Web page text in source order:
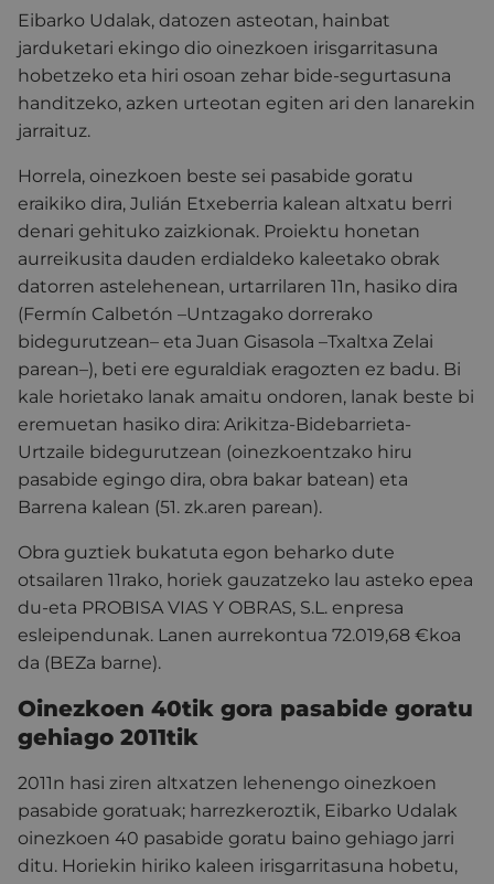
Eibarko Udalak, datozen asteotan, hainbat
jarduketari ekingo dio oinezkoen irisgarritasuna
hobetzeko eta hiri osoan zehar bide-segurtasuna
handitzeko, azken urteotan egiten ari den lanarekin
jarraituz.
Horrela, oinezkoen beste sei pasabide goratu
eraikiko dira, Julián Etxeberria kalean altxatu berri
denari gehituko zaizkionak. Proiektu honetan
aurreikusita dauden erdialdeko kaleetako obrak
datorren astelehenean, urtarrilaren 11n, hasiko dira
(Fermín Calbetón –Untzagako dorrerako
bidegurutzean– eta Juan Gisasola –Txaltxa Zelai
parean–), beti ere eguraldiak eragozten ez badu. Bi
kale horietako lanak amaitu ondoren, lanak beste bi
eremuetan hasiko dira: Arikitza-Bidebarrieta-
Urtzaile bidegurutzean (oinezkoentzako hiru
pasabide egingo dira, obra bakar batean) eta
Barrena kalean (51. zk.aren parean).
Obra guztiek bukatuta egon beharko dute
otsailaren 11rako, horiek gauzatzeko lau asteko epea
du-eta PROBISA VIAS Y OBRAS, S.L. enpresa
esleipendunak. Lanen aurrekontua 72.019,68 €koa
da (BEZa barne).
Oinezkoen 40tik gora pasabide goratu
gehiago 2011tik
2011n hasi ziren altxatzen lehenengo oinezkoen
pasabide goratuak; harrezkeroztik, Eibarko Udalak
oinezkoen 40 pasabide goratu baino gehiago jarri
ditu. Horiekin hiriko kaleen irisgarritasuna hobetu,